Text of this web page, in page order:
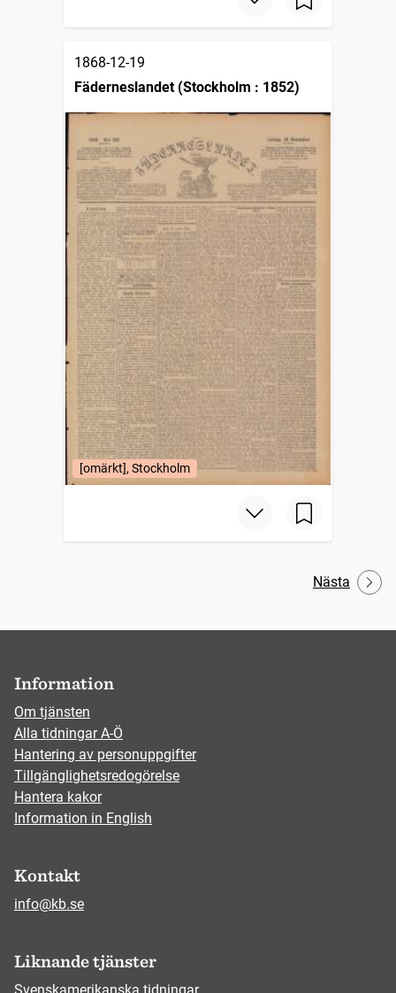
1868-12-19
Fäderneslandet (Stockholm : 1852)
[omärkt], Stockholm
Nästa
Information
Om tjänsten
Alla tidningar A-Ö
Hantering av personuppgifter
Tillgänglighetsredogörelse
Hantera kakor
Information in English
Kontakt
info@kb.se
Liknande tjänster